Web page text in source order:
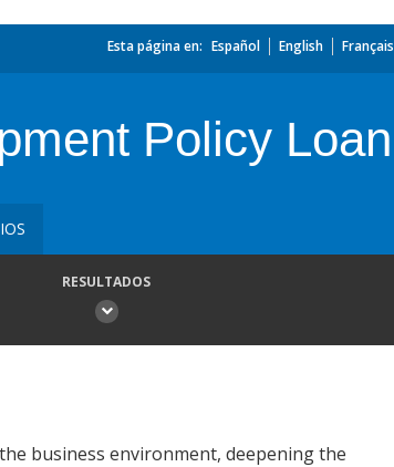
Esta página en: Español English Français
Policy Loan
RESULTADOS
business environment, deepening the